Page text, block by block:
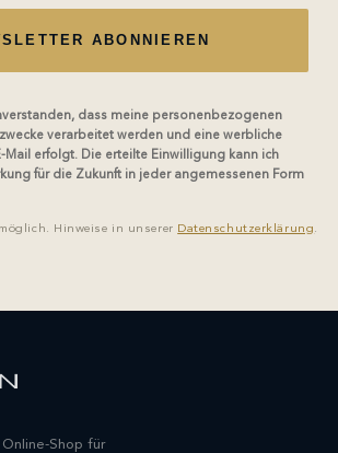
ABONNIEREN
dass meine personenbezogenen
verarbeitet werden und eine werbliche
Mail erfolgt. Die erteilte Einwilligung kann ich
für die Zukunft in jeder angemessenen Form
Hinweise in unserer Datenschutzerklärung.
Online-Shop für